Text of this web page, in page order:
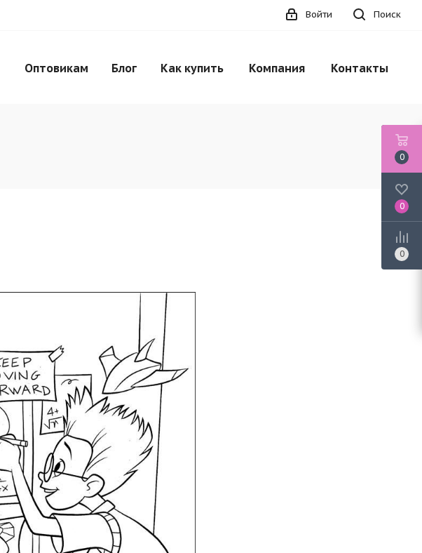
Поиск
Войти
Оптовикам Блог Как купить Компания Контакты
0
0
0